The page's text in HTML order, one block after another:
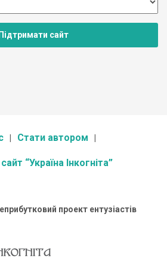
Підтримати сайт
Стати автором
“Україна Інкогніта”
проект ентузіастів